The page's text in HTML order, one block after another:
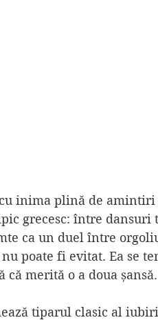
inima plină de
grecesc: între
ca un duel între
poate fi evitat. Ea se
că merită o a doua șansă.
tiparul clasic al